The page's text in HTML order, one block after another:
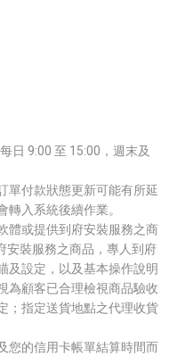
日 9:00 至 15:00，週末及
單付款狀態更新可能有所延
入系統後續作業。
體或提供到府安裝服務之商
安裝服務之商品，專人到府
及設定，以及基本操作說明
為顧客已合理檢視商品驗收
；指定送貨地點之代理收貨
您的信用卡帳單結算時間而